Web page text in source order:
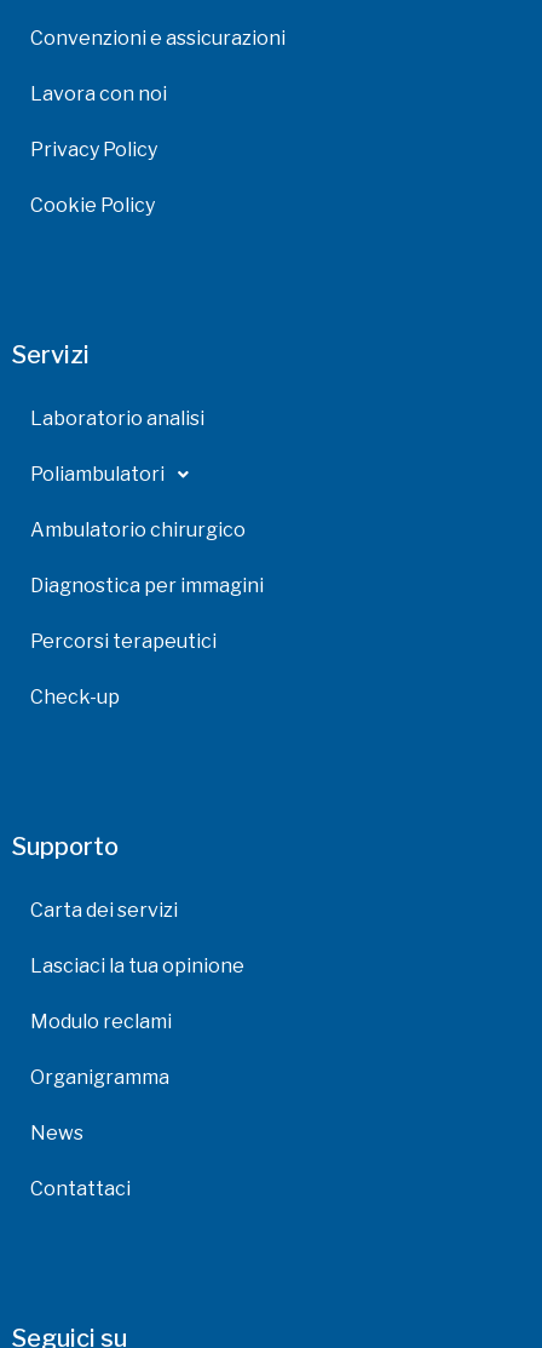
Convenzioni e assicurazioni
Lavora con noi
Privacy Policy
Cookie Policy
Servizi
Laboratorio analisi
Poliambulatori
Ambulatorio chirurgico
Diagnostica per immagini
Percorsi terapeutici
Check-up
Supporto
Carta dei servizi
Lasciaci la tua opinione
Modulo reclami
Organigramma
News
Contattaci
Seguici su